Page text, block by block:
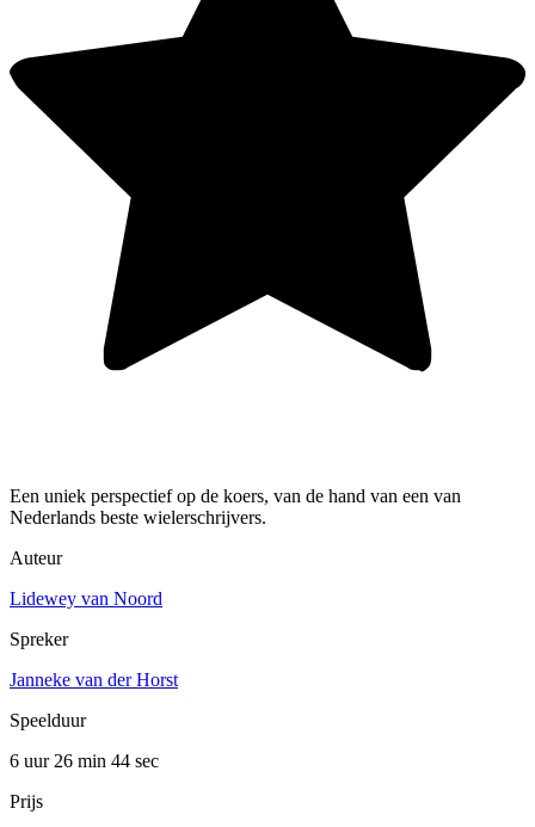
Een uniek perspectief op de koers, van de hand van een van
Nederlands beste wielerschrijvers.
Auteur
Lidewey van Noord
Spreker
Janneke van der Horst
Speelduur
6 uur 26 min 44 sec
Prijs